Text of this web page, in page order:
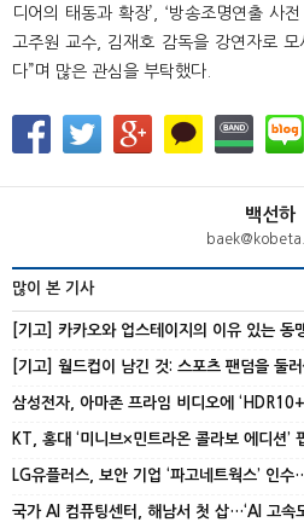
디어의 태동과 확장’, ‘방송조명연출 사
고주원 교수, 김재호 감독을 강연자로
다”며 많은 관심을 부탁했다.
백선하
많이 본 기사
[기고] 카카오와 업스테이지의 이유 있는 동
[기고] 월드컵이 남긴 것: 스포츠 팬덤을 둘
삼성전자, 아마존 프라임 비디오에
KT, 홍대 ‘미니브×민트라온 콜라보 에디션’
LG유플러스, 보안 기업 ‘파고네트웍스’ 인
국가 AI 컴퓨팅센터, 해남서 첫 삽…‘AI 고속